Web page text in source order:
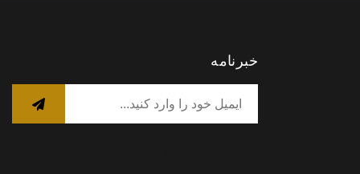
خبرنامه